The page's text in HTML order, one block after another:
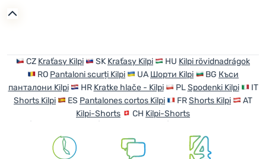
CZ Kraťasy Kilpi SK Kraťasy Kilpi HU Kilpi rövidnadrágok
RO Pantaloni scurți Kilpi UA Шорти Kilpi BG Къси
панталони Kilpi
HR Kratke hlače - Kilpi PLSpodenki Kilpi
IT
Shorts Kilpi
ES Pantalones cortos Kilpi FRShorts Kilpi
AT
Kilpi-Shorts
CH Kilpi-Shorts